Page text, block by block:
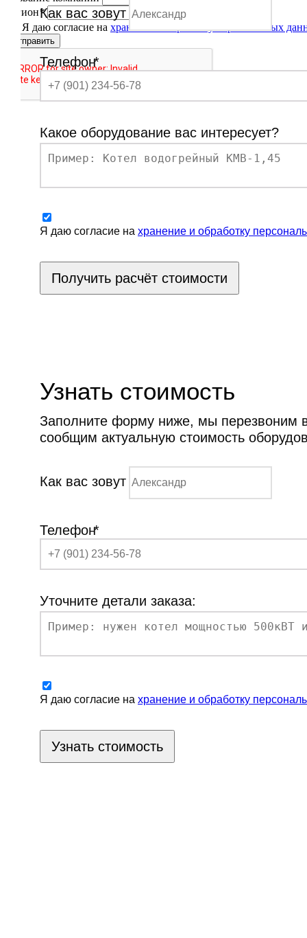
Регион*
Я даю согласие на хранение и обработку персональных
Отправить
Как вас зовут
Телефон*
Какое оборудование вас интересует?
Я даю согласие на хранение и обработку
Получить расчёт стоимости
Узнать стоимость
Заполните форму ниже, мы перезвоним
сообщим актуальную стоимость
Как вас зовут
Телефон*
Уточните детали заказа:
Я даю согласие на хранение и обработку
Узнать стоимость